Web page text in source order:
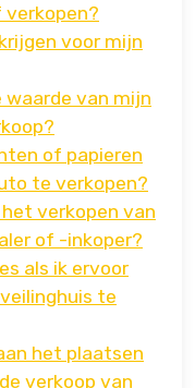
verkopen?
voor mijn
waarde van mijn
of papieren
te verkopen?
verkopen van
of -inkoper?
als ik ervoor
te
het plaatsen
verkoop van